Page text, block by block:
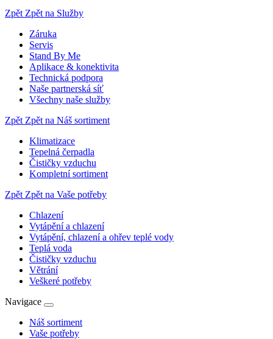
Zpět Zpět na Služby
Záruka
Servis
Stand By Me
Aplikace & konektivita
Technická podpora
Naše partnerská síť
Všechny naše služby
Zpět Zpět na Náš sortiment
Klimatizace
Tepelná čerpadla
Čističky vzduchu
Kompletní sortiment
Zpět Zpět na Vaše potřeby
Chlazení
Vytápění a chlazení
Vytápění, chlazení a ohřev teplé vody
Teplá voda
Čističky vzduchu
Větrání
Veškeré potřeby
Navigace
Náš sortiment
Vaše potřeby